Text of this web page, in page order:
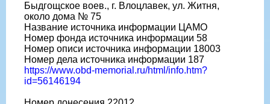
Быдгощское воев., г. Влоцлавек, ул. Житня,
около дома № 75
Название источника информации ЦАМО
Номер фонда источника информации 58
Номер описи источника информации 18003
Номер дела источника информации 187
https://www.obd-memorial.ru/html/info.htm?
id=56146194